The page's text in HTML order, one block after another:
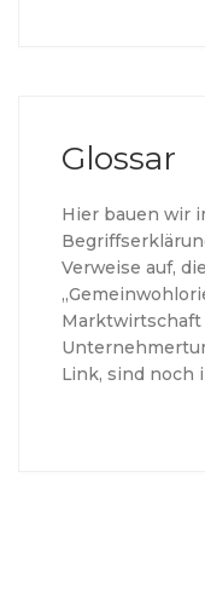
Glossar
Hier bauen wir
Verweise auf,
Marktwirtschaft
Link, sind noch